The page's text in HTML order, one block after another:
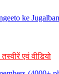
ke
एवं वीडियो